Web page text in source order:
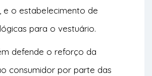
e o estabelecimento de
para o vestuário.
defende o reforço da
consumidor por parte das